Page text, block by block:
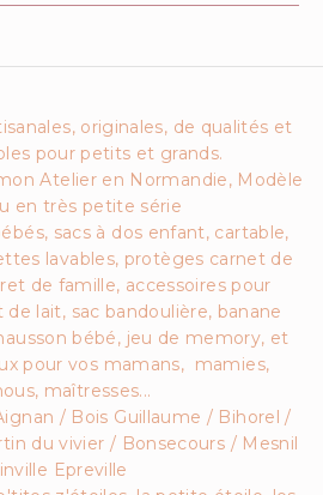
originales, de qualités et
pour petits et grands.
Atelier en Normandie, Modèle
en très petite série
sacs à dos enfant, cartable,
lavables, protèges carnet de
de famille, accessoires pour
lait, sac bandoulière, banane
bébé, jeu de memory, et
pour vos mamans, mamies,
maîtresses...
/ Bois Guillaume / Bihorel /
du vivier / Bonsecours / Mesnil
Epreville